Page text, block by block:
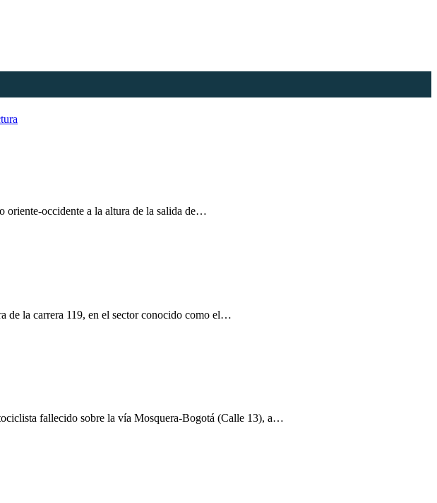
oriente-occidente a la altura de la salida de…
de la carrera 119, en el sector conocido como el…
fallecido sobre la vía Mosquera-Bogotá (Calle 13), a…